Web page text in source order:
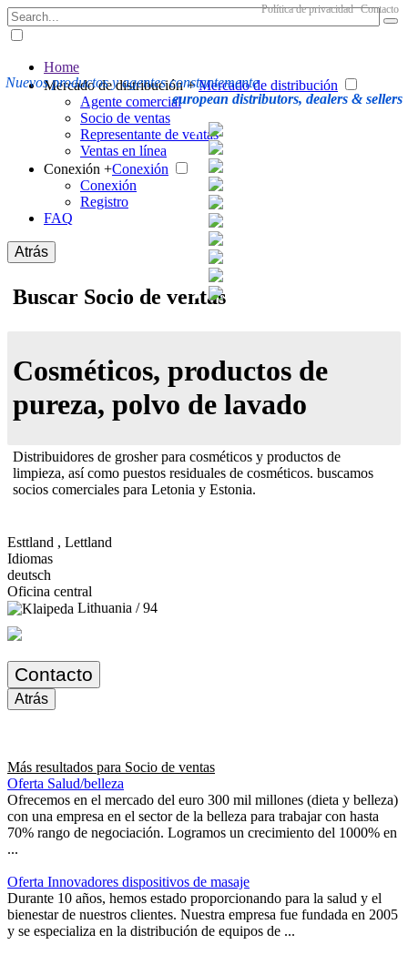
Nuevos productos y agentes constantemente
european distributors, dealers & sellers
Política de privacidad Contacto
Home
Mercado de distribución + Mercado de distribución
Agente comercial
Socio de ventas
Representante de ventas
Ventas en línea
Conexión +Conexión
Conexión
Registro
FAQ
Atrás
Buscar Socio de ventas
Cosméticos, productos de
pureza, polvo de lavado
Distribuidores de grosher para cosméticos y productos de
limpieza, así como puestos residuales de cosméticos. buscamos
socios comerciales para Letonia y Estonia.
Esttland , Lettland
Idiomas
deutsch
Oficina central
Lithuania / 94
Contacto
Atrás
Más resultados para Socio de ventas
Oferta Salud/belleza
Ofrecemos en el mercado del euro 300 mil millones (dieta y belleza)
con una empresa en el sector de la belleza para trabajar con hasta
70% rango de negociación. Logramos un crecimiento del 1000% en
...
Oferta Innovadores dispositivos de masaje
Durante 10 años, hemos estado proporcionando para la salud y el
bienestar de nuestros clientes. Nuestra empresa fue fundada en 2005
y se especializa en la distribución de equipos de ...